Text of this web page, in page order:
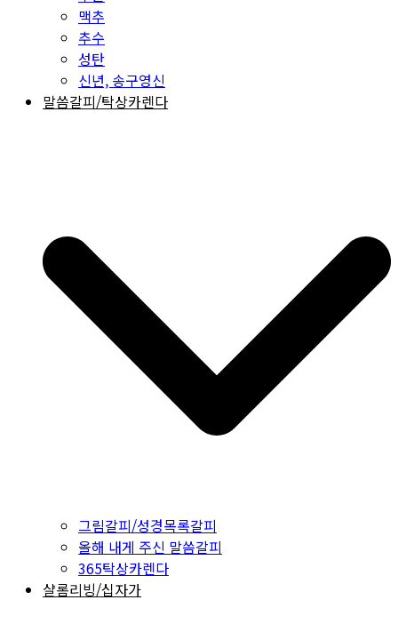
맥추
추수
성탄
신년, 송구영신
말씀갈피/탁상카렌다
그림갈피/성경목록갈피
올해 내게 주신 말씀갈피
365탁상카렌다
샬롬리빙/십자가